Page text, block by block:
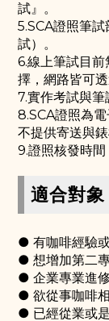
試』。
5.SCA證照筆
試）。
6.線上筆試目
擇，網路皆可透
7.實作考試與筆
8.SCA證照為
不提供寄送與錶
9.證照核發時間
適合對象
● 有咖啡經驗
● 想增加第二
● 企業專業進
● 欲從事咖啡
● 已經從業或